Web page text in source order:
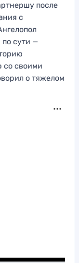
после
с
сути —
со своими
о тяжелом